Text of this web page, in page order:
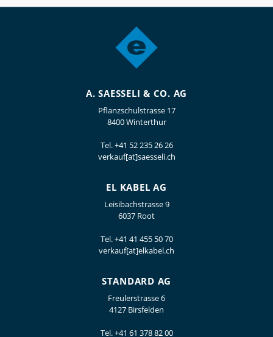
A. SAESSELI & CO. AG
Pflanzschulstrasse 17
8400 Winterthur
Tel.+41 52 235 26 26
verkauf[at]saesseli.ch
EL KABEL AG
Leisibachstrasse 9
6037 Root
Tel.+41 41 455 50 70
verkauf[at]elkabel.ch
STANDARD AG
Freulerstrasse 6
4127 Birsfelden
Tel.+41 61 378 82 00